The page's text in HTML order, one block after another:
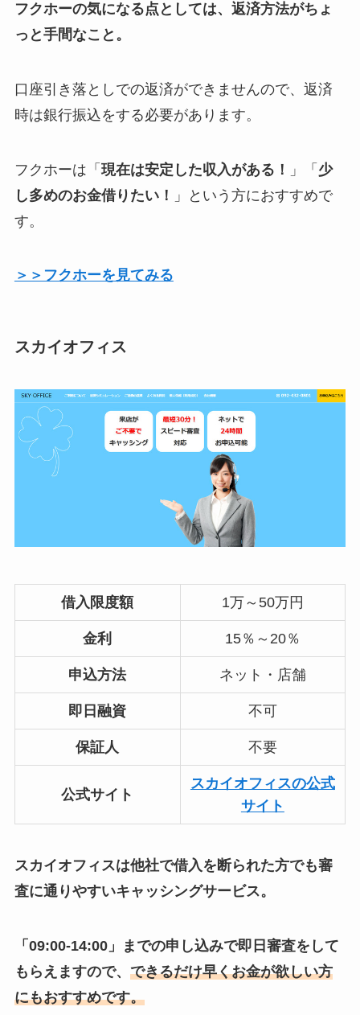
フクホーの気になる点としては、返済方法がちょ
っと手間なこと。
口座引き落としでの返済ができませんので、返済
時は銀行振込をする必要があります。
フクホーは「 現在は安定した収入がある！ 」「 少
し多めのお金借りたい！
」という方におすすめで
す。
＞＞フクホーを見てみる
スカイオフィス
借入限度額 1万～50万円
金利 15％～20％
申込方法 ネット・店舗
即日融資 不可
保証人 不要
公式サイト
スカイオフィスの公式
サイト
スカイオフィスは他社で借入を断られた方でも審
査に通りやすいキャッシングサービス。
「09:00-14:00」までの申し込みで即日審査をして
もらえますので、 できるだけ早くお金が欲しい方
にもおすすめです。